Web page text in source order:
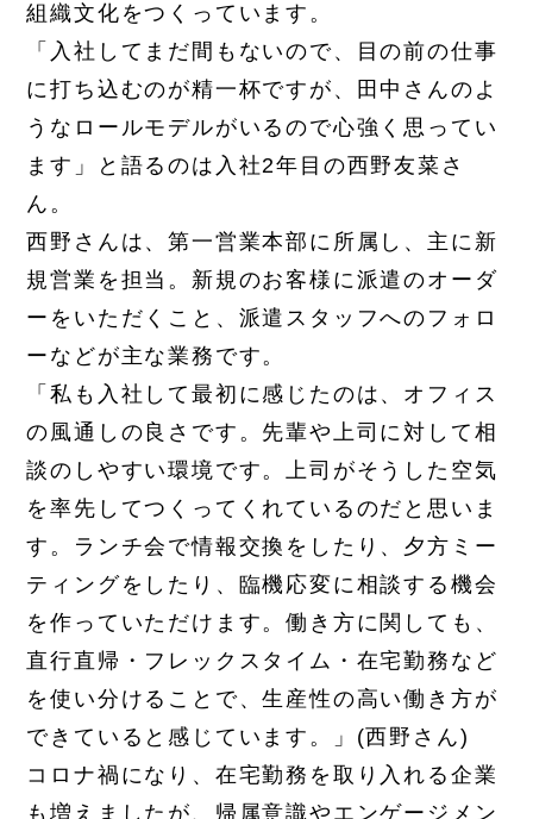
組織文化をつくっています。
「入社してまだ間もないので、目の前の仕事
に打ち込むのが精一杯ですが、田中さんのよ
うなロールモデルがいるので心強く思ってい
ます」と語るのは入社2年目の西野友菜さ
ん。
西野さんは、第一営業本部に所属し、主に新
規営業を担当。新規のお客様に派遣のオーダ
ーをいただくこと、派遣スタッフへのフォロ
ーなどが主な業務です。
「私も入社して最初に感じたのは、オフィス
の風通しの良さです。先輩や上司に対して相
談のしやすい環境です。上司がそうした空気
を率先してつくってくれているのだと思いま
す。ランチ会で情報交換をしたり、夕方ミー
ティングをしたり、臨機応変に相談する機会
を作っていただけます。働き方に関しても、
直行直帰・フレックスタイム・在宅勤務など
を使い分けることで、生産性の高い働き方が
できていると感じています。」(西野さん)
コロナ禍になり、在宅勤務を取り入れる企業
も増えましたが、帰属意識やエンゲージメン